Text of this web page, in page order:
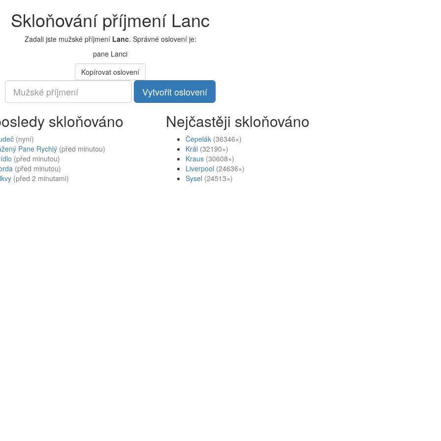
Skloňování příjmení Lanc
Zadali jste mužské příjmení Lanc. Správné oslovení je:
pane Lanci
Kopírovat oslovení
Vytvořit oslovení
skloňováno
(nyní)
Pane Rychlý (před minutou)
(před minutou)
(před minutou)
(před 2 minutami)
Nejčastěji skloňováno
Čepelák (36346×)
Král (32190×)
Kraus (30608×)
Liverpool (24636×)
Sysel (24513×)